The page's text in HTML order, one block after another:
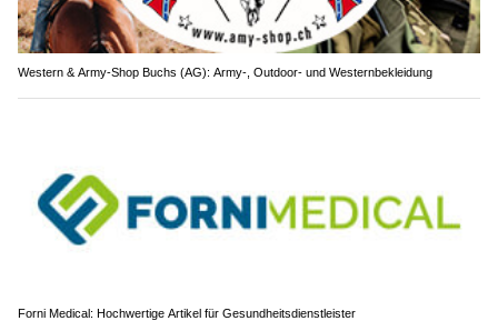
Western & Army-Shop Buchs (AG): Army-, Outdoor- und Westernbekleidung
Forni Medical: Hochwertige Artikel für Gesundheitsdienstleister